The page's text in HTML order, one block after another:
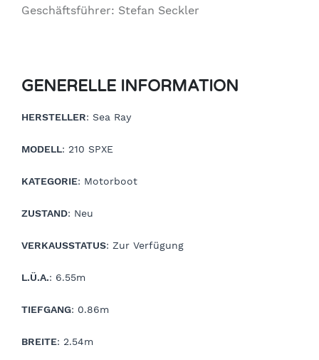
Geschäftsführer: Stefan Seckler
GENERELLE INFORMATION
HERSTELLER: Sea Ray
MODELL: 210 SPXE
KATEGORIE: Motorboot
ZUSTAND: Neu
VERKAUSSTATUS: Zur Verfügung
L.Ü.A.: 6.55m
TIEFGANG: 0.86m
BREITE: 2.54m